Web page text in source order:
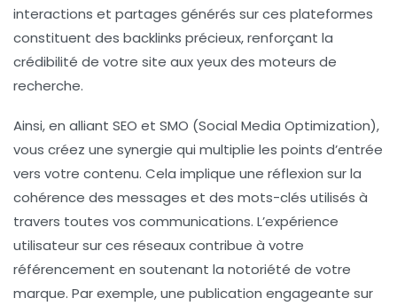
interactions et partages générés sur ces plateformes
constituent des backlinks précieux, renforçant la
crédibilité de votre site aux yeux des moteurs de
recherche.
Ainsi, en alliant SEO et SMO (Social Media Optimization),
vous créez une synergie qui multiplie les points d’entrée
vers votre contenu. Cela implique une réflexion sur la
cohérence des messages et des mots-clés utilisés à
travers toutes vos communications. L’expérience
utilisateur sur ces réseaux contribue à votre
référencement en soutenant la notoriété de votre
marque. Par exemple, une publication engageante sur